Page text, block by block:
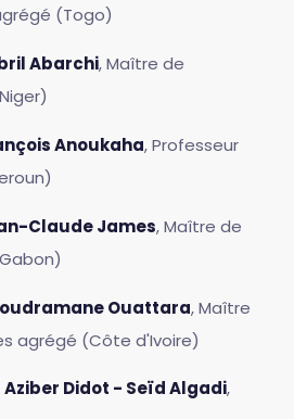
(Togo)
Abarchi, Maître de
Anoukaha, Professeur
Claude James, Maître de
Ouattara, Maître
agrégé (Côte d'Ivoire)
Aziber Didot - Seïd Algadi,